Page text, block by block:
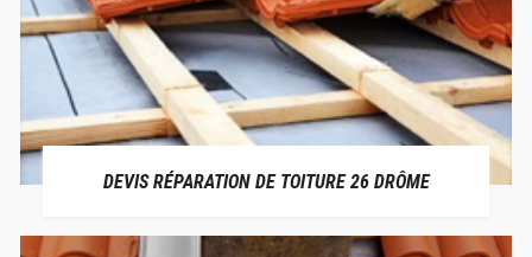
DEVIS RÉPARATION DE TOITURE 26 DRÔME